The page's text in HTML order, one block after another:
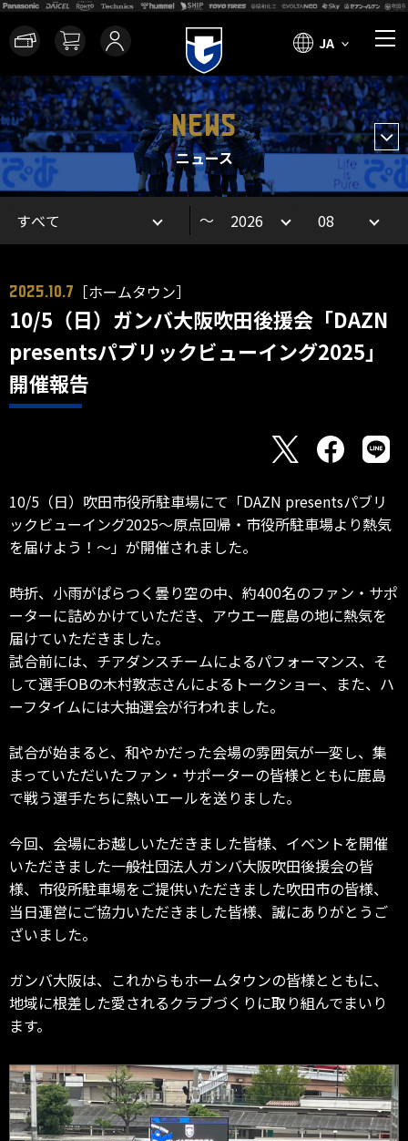
JA
NEWS
ニュース
～
2025.10.7 ［ホームタウン］
10/5（日）ガンバ大阪吹田後援会「DAZN
presentsパブリックビューイング2025」
開催報告
10/5（日）吹田市役所駐車場にて「DAZN presentsパブリ
ックビューイング2025～原点回帰・市役所駐車場より熱気
を届けよう！～」が開催されました。
時折、小雨がぱらつく曇り空の中、約400名のファン・サポ
ーターに詰めかけていただき、アウエー鹿島の地に熱気を
届けていただきました。
試合前には、チアダンスチームによるパフォーマンス、そ
して選手OBの木村敦志さんによるトークショー、また、ハ
ーフタイムには大抽選会が行われました。
試合が始まると、和やかだった会場の雰囲気が一変し、集
まっていただいたファン・サポーターの皆様とともに鹿島
で戦う選手たちに熱いエールを送りました。
今回、会場にお越しいただきました皆様、イベントを開催
いただきました一般社団法人ガンバ大阪吹田後援会の皆
様、市役所駐車場をご提供いただきました吹田市の皆様、
当日運営にご協力いただきました皆様、誠にありがとうご
ざいました。
ガンバ大阪は、これからもホームタウンの皆様とともに、
地域に根差した愛されるクラブづくりに取り組んでまいり
ます。